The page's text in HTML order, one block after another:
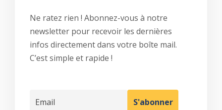
Ne ratez rien ! Abonnez-vous à notre
newsletter pour recevoir les dernières
infos directement dans votre boîte mail.
C’est simple et rapide !